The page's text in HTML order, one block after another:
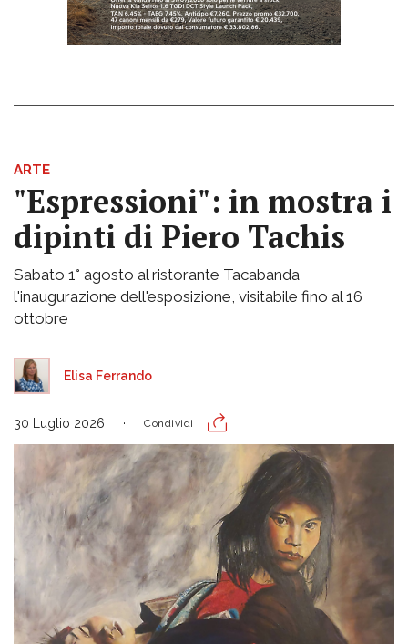
ARTE
"Espressioni": in mostra i
dipinti di Piero Tachis
Sabato 1° agosto al ristorante Tacabanda
l'inaugurazione dell'esposizione, visitabile fino al 16
ottobre
Elisa Ferrando
30 Luglio 2026 Condividi